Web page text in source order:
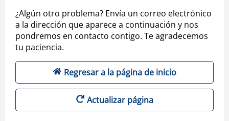
¿Algún otro problema? Envía un correo electrónico
a la dirección que aparece a continuación y nos
pondremos en contacto contigo. Te agradecemos
tu paciencia.
Regresar a la página de inicio
Actualizar página